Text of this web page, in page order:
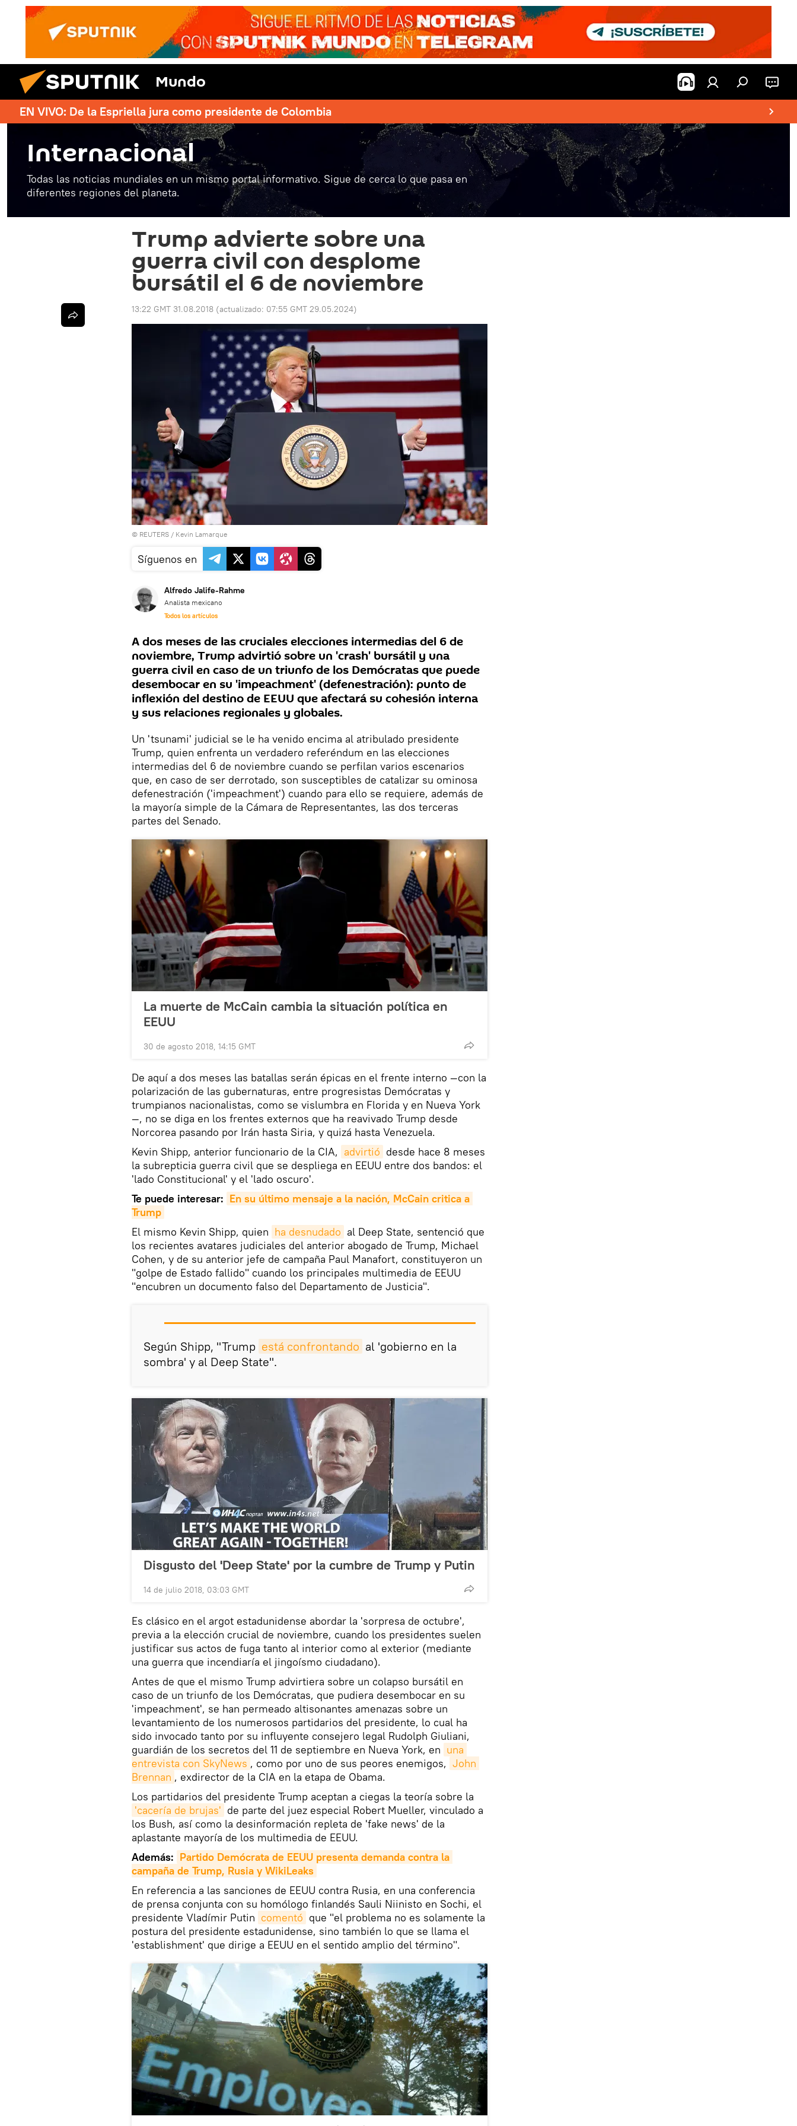
Mundo
EN VIVO: De la Espriella jura como presidente de Colombia
Internacional
Todas las noticias mundiales en un mismo portal informativo. Sigue de cerca lo que pasa en
diferentes regiones del planeta.
Trump advierte sobre una
guerra civil con desplome
bursátil el 6 de noviembre
13:22 GMT 31.08.2018 (actualizado: 07:55 GMT 29.05.2024)
© REUTERS / Kevin Lamarque
Síguenos en
Alfredo Jalife-Rahme
Analista mexicano
Todos los artículos
A dos meses de las cruciales elecciones intermedias del 6 de
noviembre, Trump advirtió sobre un 'crash' bursátil y una
guerra civil en caso de un triunfo de los Demócratas que puede
desembocar en su 'impeachment' (defenestración): punto de
inflexión del destino de EEUU que afectará su cohesión interna
y sus relaciones regionales y globales.
Un 'tsunami' judicial se le ha venido encima al atribulado presidente
Trump, quien enfrenta un verdadero referéndum en las elecciones
intermedias del 6 de noviembre cuando se perfilan varios escenarios
que, en caso de ser derrotado, son susceptibles de catalizar su ominosa
defenestración ('impeachment') cuando para ello se requiere, además de
la mayoría simple de la Cámara de Representantes, las dos terceras
partes del Senado.
La muerte de McCain cambia la situación política en
EEUU
30 de agosto 2018, 14:15 GMT
De aquí a dos meses las batallas serán épicas en el frente interno —con la
polarización de las gubernaturas, entre progresistas Demócratas y
trumpianos nacionalistas, como se vislumbra en Florida y en Nueva York
—, no se diga en los frentes externos que ha reavivado Trump desde
Norcorea pasando por Irán hasta Siria, y quizá hasta Venezuela.
Kevin Shipp, anterior funcionario de la CIA, advirtió desde hace 8 meses
la subrepticia guerra civil que se despliega en EEUU entre dos bandos: el
'lado Constitucional' y el 'lado oscuro'.
Te puede interesar: En su último mensaje a la nación, McCain critica a
Trump
El mismo Kevin Shipp, quien ha desnudado al Deep State, sentenció que
los recientes avatares judiciales del anterior abogado de Trump, Michael
Cohen, y de su anterior jefe de campaña Paul Manafort, constituyeron un
"golpe de Estado fallido" cuando los principales multimedia de EEUU
"encubren un documento falso del Departamento de Justicia".
Según Shipp, "Trump está confrontando al 'gobierno en la
sombra' y al Deep State".
Disgusto del 'Deep State' por la cumbre de Trump y Putin
14 de julio 2018, 03:03 GMT
Es clásico en el argot estadunidense abordar la 'sorpresa de octubre',
previa a la elección crucial de noviembre, cuando los presidentes suelen
justificar sus actos de fuga tanto al interior como al exterior (mediante
una guerra que incendiaría el jingoísmo ciudadano).
Antes de que el mismo Trump advirtiera sobre un colapso bursátil en
caso de un triunfo de los Demócratas, que pudiera desembocar en su
'impeachment', se han permeado altisonantes amenazas sobre un
levantamiento de los numerosos partidarios del presidente, lo cual ha
sido invocado tanto por su influyente consejero legal Rudolph Giuliani,
guardián de los secretos del 11 de septiembre en Nueva York, en una
entrevista con SkyNews , como por uno de sus peores enemigos, John
Brennan , exdirector de la CIA en la etapa de Obama.
Los partidarios del presidente Trump aceptan a ciegas la teoría sobre la
'cacería de brujas' de parte del juez especial Robert Mueller, vinculado a
los Bush, así como la desinformación repleta de 'fake news' de la
aplastante mayoría de los multimedia de EEUU.
Además: Partido Demócrata de EEUU presenta demanda contra la
campaña de Trump, Rusia y WikiLeaks
En referencia a las sanciones de EEUU contra Rusia, en una conferencia
de prensa conjunta con su homólogo finlandés Sauli Niinisto en Sochi, el
presidente Vladímir Putin comentó que "el problema no es solamente la
postura del presidente estadunidense, sino también lo que se llama el
'establishment' que dirige a EEUU en el sentido amplio del término".